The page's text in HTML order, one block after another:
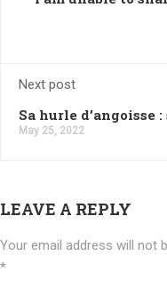
Next post
Sa hurle d’angoisse
May 25, 2022
LEAVE A REPLY
Your email address will not
*